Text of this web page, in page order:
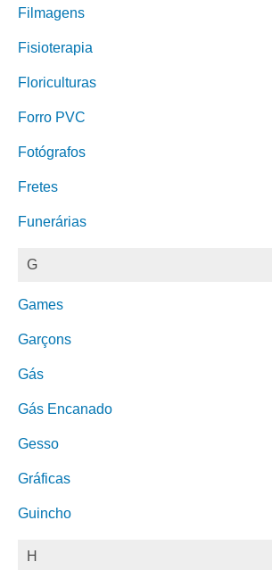
Filmagens
Fisioterapia
Floriculturas
Forro PVC
Fotógrafos
Fretes
Funerárias
G
Games
Garçons
Gás
Gás Encanado
Gesso
Gráficas
Guincho
H